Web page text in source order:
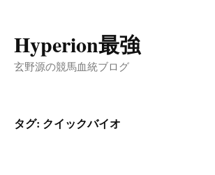
コ
ン
ツ
へ
Hyperion最強
玄野源の競馬血統ブログ
タグ: クイックバイオ